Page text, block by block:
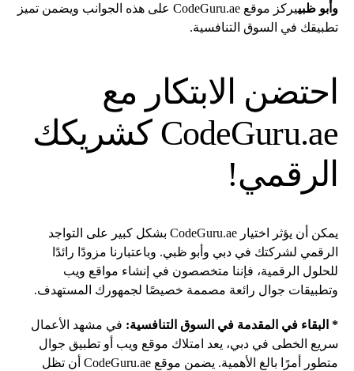
وأبو ظبي
يركز موقع CodeGuru.ae على هذه الجوانب ويضمن تميز
تطبيقك في السوق التنافسية.
احتضن الابتكار مع
CodeGuru.ae كشريكك
الرقمي!
يمكن أن يؤثر اختيار CodeGuru.ae بشكل كبير على التواجد
الرقمي لشركتك في دبي وأبو ظبي. وباعتبارنا مزودًا رائدًا
للحلول الرقمية، فإننا متخصصون في إنشاء مواقع ويب
وتطبيقات جوال رائعة مصممة خصيصًا لجمهورك المستهدف.
* البقاء في المقدمة في السوق التنافسية: في مشهد الأعمال
سريع الخطى في دبي، يعد امتلاك موقع ويب أو تطبيق جوال
متطور أمرًا بالغ الأهمية. يضمن موقع CodeGuru.ae أن تظل